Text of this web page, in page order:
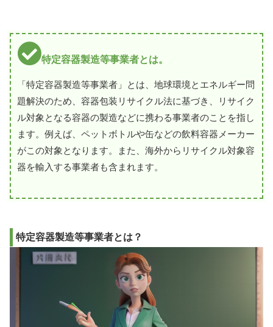
特定容器製造等事業者とは。
「特定容器製造等事業者」とは、地球環境とエネルギー問
題解決のため、容器包装リサイクル法に基づき、リサイク
ル対象となる容器の製造などに携わる事業者のことを指し
ます。例えば、ペットボトルや缶などの飲料容器メーカー
がこの対象となります。また、海外からリサイクル対象容
器を輸入する事業者も含まれます。
特定容器製造等事業者とは？